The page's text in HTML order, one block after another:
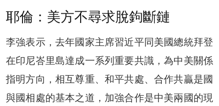
耶倫：美方不尋求脫鉤斷鏈
李強表示，去年國家主席習近平同美國總統拜登
在印尼峇里島達成一系列重要共識，為中美關係
指明方向，相互尊重、和平共處、合作共贏是國
與國相處的基本之道，加強合作是中美兩國的現